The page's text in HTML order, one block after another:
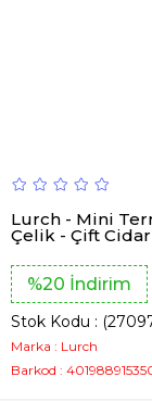
Lurch - Mini
Çelik - Çift
%20 İndirim
Stok Kodu
Marka : Lurch
Barkod :